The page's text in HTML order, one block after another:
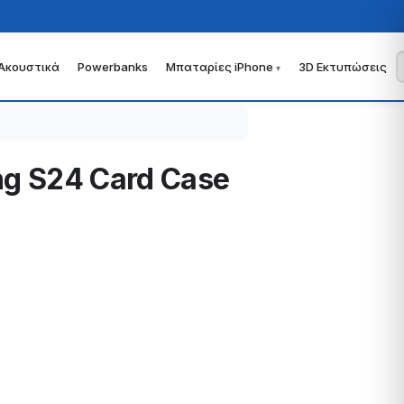
Powerbanks Μπαταρίες iPhone 3D Εκτυπώσεις
S24 Card Case